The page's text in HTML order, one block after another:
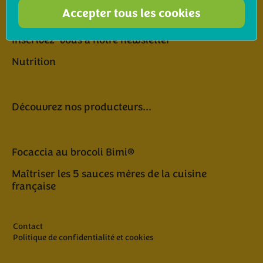
Accepter tous les cookies
Inscrivez-vous à notre newsletter
Nutrition
Découvrez nos producteurs...
Focaccia au brocoli Bimi®
Maîtriser les 5 sauces mères de la cuisine
française
Contact
Politique de confidentialité et cookies